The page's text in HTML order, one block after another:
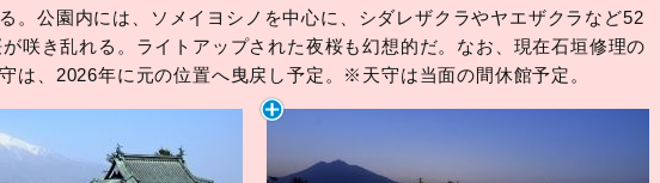
。公園内には、ソメイヨシノを中心に、シダレザクラやヤエザクラなど52
咲き乱れる。ライトアップされた夜桜も幻想的だ。なお、現在石垣修理の
は、2026年に元の位置へ曳戻し予定。※天守は当面の間休館予定。